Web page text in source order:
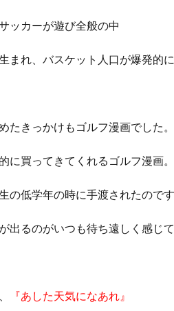
ッカーが遊び全般の中
まれ、バスケット人口が爆発的
たきっかけもゴルフ漫画でした。
に買ってきてくれるゴルフ漫画。
の低学年の時に手渡されたのです
出るのがいつも待ち遠しく感じ
『あした天気になあれ』